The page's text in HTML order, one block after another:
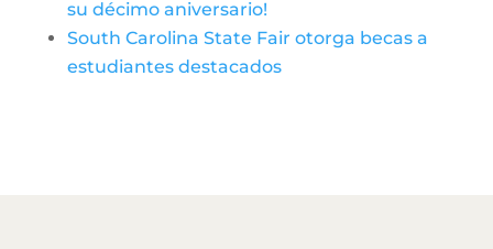
su décimo aniversario!
South Carolina State Fair otorga becas a
estudiantes destacados